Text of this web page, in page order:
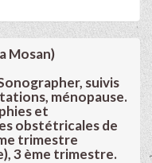
Mosan)
suivis
ménopause.
et
obstétricales de
trimestre
3 ème trimestre.